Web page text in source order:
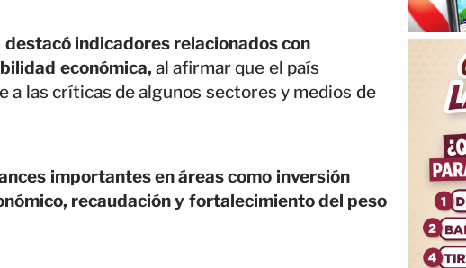
indicadores relacionados con
económica, al afirmar que el país
a las críticas de algunos sectores y medios de
importantes en áreas como inversión
recaudación y fortalecimiento del peso